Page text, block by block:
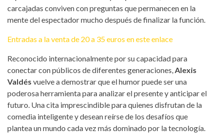
carcajadas conviven con preguntas que permanecen en la
mente del espectador mucho después de finalizar la función.
Entradas a la venta de 20 a 35 euros en este enlace
Reconocido internacionalmente por su capacidad para
conectar con públicos de diferentes generaciones,Alexis
Valdés vuelve a demostrar que el humor puede ser una
poderosa herramienta para analizar el presente y anticipar el
futuro. Una cita imprescindible para quienes disfrutan de la
comedia inteligente y desean reírse de los desafíos que
plantea un mundo cada vez más dominado por la tecnología.